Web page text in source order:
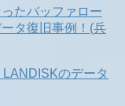
たバッファロー
タ復旧事例！(兵
のデータ